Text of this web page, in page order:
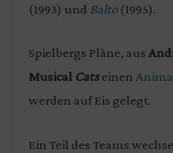
(1993) und Balto (1995).
Spielbergs Pläne, aus
Musical Cats einen
werden auf Eis gelegt.
Ein Teil des Teams